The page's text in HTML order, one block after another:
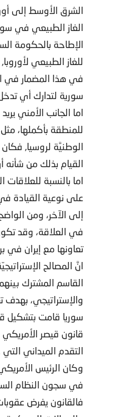
الشرق الأوسط إلى
الغاز الطبيعي في
الإطاحة بالحكومة
للغاز الطبيعي
في هذا المضمار في
سورية لتدارك أي
اما الجانب الأمني
للمنطقة بأكملها،
الوطنيَّة لروسيا,
القيام بذلك من شأنه
اما بالنسبة
على نوعية القيادة
إلى الآخر، ومن
في العلاقة، وقد
تعاونها مع إيران في
انَّ المصالح
القاسم المشترك
والإستراتيجي، بهدف
سوريا قامت بتشكيل
قانون قيصر
التقدم الميداني
وكان الرئيس
في سجون النظام
فالقانون يفرض